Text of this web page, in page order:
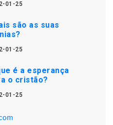
01-25
são as suas
01-25
é a esperança
o cristão?
01-25